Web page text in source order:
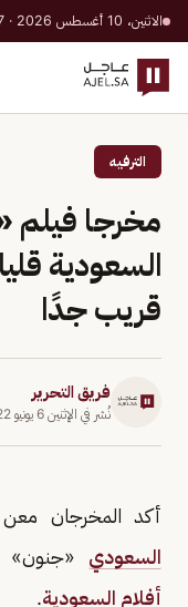
الاثنين، 10 أغسطس 2026 · 27 صفر 1448 هـ
الترفيه
مخرجا فيلم
السعودية
قريب جدًا
فريق التحرير
نُشر في الإثنين 6 يونيو 2022
أكد المخرجان معن
السعودي «جنون»
أفلام السعودية.